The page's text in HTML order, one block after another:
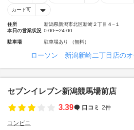
カード可
住所
新潟県新潟市北区新崎２丁目４−１
本日の営業状況 0:00〜24:00
駐車場 駐車場あり （無料）
ローソン 新潟新崎二丁目店のオ
セブンイレブン新潟競馬場前店
3.39
口コミ 2件
コンビニ